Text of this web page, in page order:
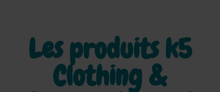
Les produits k5
Clothing &